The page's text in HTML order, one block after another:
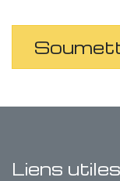
Liens utiles